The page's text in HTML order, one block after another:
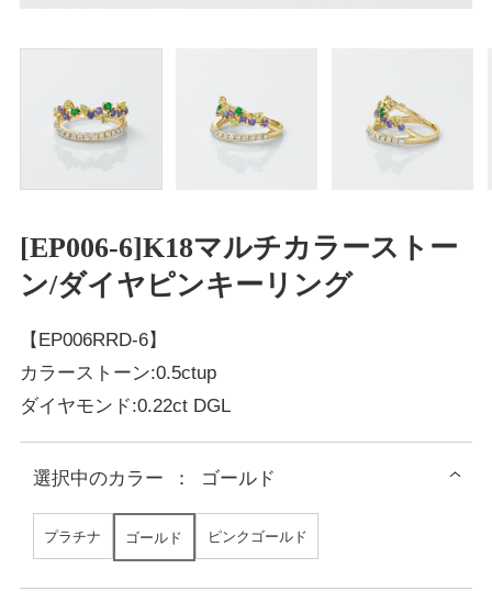
[EP006-6]K18マルチカラーストー
ン/ダイヤピンキーリング
【EP006RRD-6】
カラーストーン:0.5ctup
ダイヤモンド:0.22ct DGL
選択中のカラー ： ゴールド
プラチナ ゴールド ピンクゴールド